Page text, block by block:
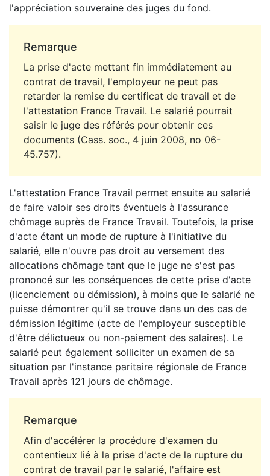
l'appréciation souveraine des juges du fond.
Remarque
La prise d'acte mettant fin immédiatement au
contrat de travail, l'employeur ne peut pas
retarder la remise du certificat de travail et de
l'attestation France Travail. Le salarié pourrait
saisir le juge des référés pour obtenir ces
documents (Cass. soc., 4 juin 2008, no 06-
45.757).
L'attestation France Travail permet ensuite au salarié
de faire valoir ses droits éventuels à l'assurance
chômage auprès de France Travail. Toutefois, la prise
d'acte étant un mode de rupture à l'initiative du
salarié, elle n'ouvre pas droit au versement des
allocations chômage tant que le juge ne s'est pas
prononcé sur les conséquences de cette prise d'acte
(licenciement ou démission), à moins que le salarié ne
puisse démontrer qu'il se trouve dans un des cas de
démission légitime (acte de l'employeur susceptible
d'être délictueux ou non-paiement des salaires). Le
salarié peut également solliciter un examen de sa
situation par l'instance paritaire régionale de France
Travail après 121 jours de chômage.
Remarque
Afin d'accélérer la procédure d'examen du
contentieux lié à la prise d'acte de la rupture du
contrat de travail par le salarié, l'affaire est